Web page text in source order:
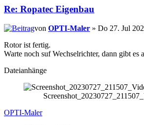
Re: Ropatec Eigenbau
von OPTI-Maler » Do 27. Jul
Rotor ist fertig.
Warte noch suf Wechselrichter, dann gibt
Dateianhänge
OPTI-Maler